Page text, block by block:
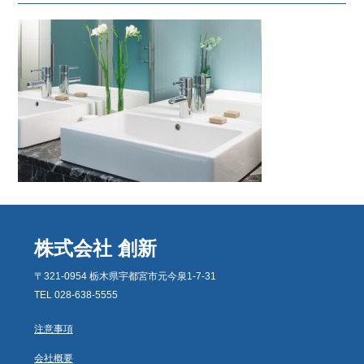
株式会社 創新
〒321-0954 栃木県宇都宮市元今泉1-7-31
TEL 028-638-5555
注意事項
会社概要